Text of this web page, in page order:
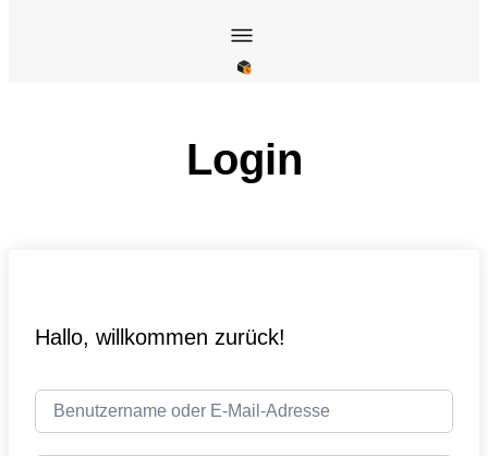
Login
Hallo, willkommen zurück!